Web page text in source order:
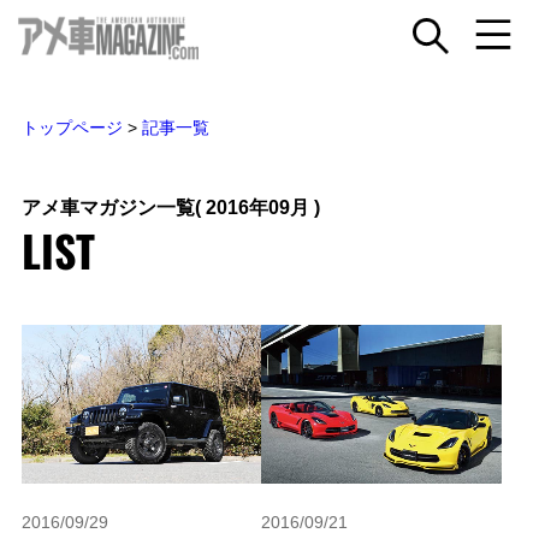
トップページ > 記事一覧
アメ車マガジン一覧( 2016年09月 )
LIST
2016/09/29 2016/09/21